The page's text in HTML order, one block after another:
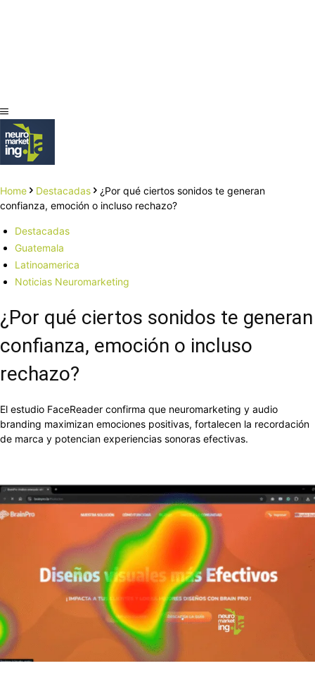
Home Destacadas
¿Por qué ciertos sonidos te generan
confianza, emoción o incluso rechazo?
Destacadas
Guatemala
Latinoamerica
Noticias Neuromarketing
¿Por qué ciertos sonidos te generan
confianza, emoción o incluso
rechazo?
El estudio FaceReader confirma que neuromarketing y audio
branding maximizan emociones positivas, fortalecen la recordación
de marca y potencian experiencias sonoras efectivas.